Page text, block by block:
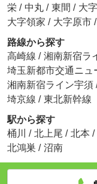
栄 / 中丸 / 東間 / 大
大字領家 / 大字原市 /
路線から探す
高崎線 / 湘南新宿ラ
埼玉新都市交通ニュ
湘南新宿ライン宇須
埼京線 / 東北新幹線
駅から探す
桶川
/ 北上尾 / 北本 /
北鴻巣 / 沼南